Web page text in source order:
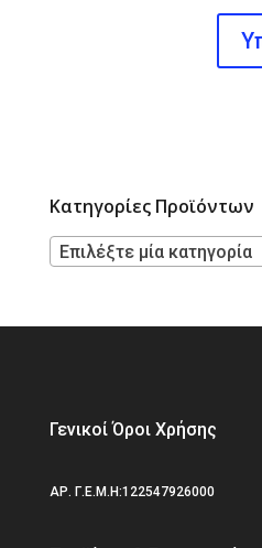
Κατηγορίες Προϊόντων
Επιλέξτε μία κατηγορία
Γενικοί Όροι Χρήσης
ΑΡ. Γ.Ε.Μ.Η:122547926000